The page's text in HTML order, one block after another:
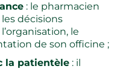
: le pharmacien
décisions
le
de son officine ;
la patientèle : il